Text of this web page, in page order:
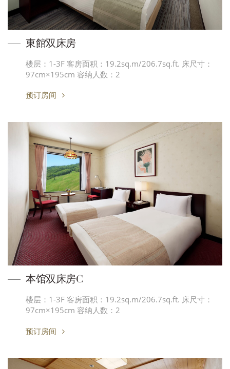
東館双床房
楼层：1-3F 客房面积：19.2sq.m/206.7sq.ft. 床尺寸：
97cm×195cm 容纳人数：2
预订房间
本馆双床房C
楼层：1-3F 客房面积：19.2sq.m/206.7sq.ft. 床尺寸：
97cm×195cm 容纳人数：2
预订房间